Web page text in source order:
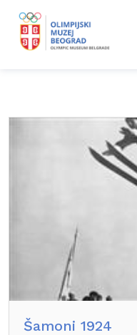
Šamoni 1924